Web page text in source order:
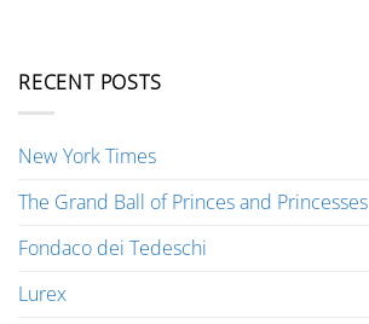
RECENT POSTS
New York Times
The Grand Ball of Princes and Princesses
Fondaco dei Tedeschi
Lurex